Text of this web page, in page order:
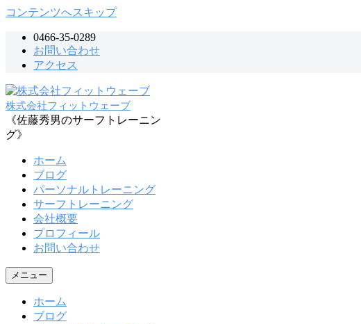
コンテンツへスキップ
0466-35-0289
お問い合わせ
アクセス
株式会社フィットウェーブ
《佐藤秀男のサーフトレーニン
グ》
ホーム
ブログ
パーソナルトレーニング
サーフトレーニング
会社概要
プロフィール
お問い合わせ
メニュー
ホーム
ブログ